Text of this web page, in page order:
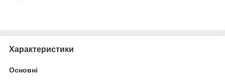
Характеристики
Основні